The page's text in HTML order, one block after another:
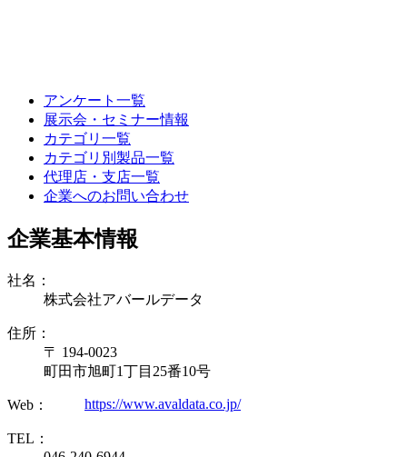
アンケート一覧
展示会・セミナー情報
カテゴリ一覧
カテゴリ別製品一覧
代理店・支店一覧
企業へのお問い合わせ
企業基本情報
社名：
株式会社アバールデータ
住所：
〒 194-0023
町田市旭町1丁目25番10号
Web： https://www.avaldata.co.jp/
TEL：